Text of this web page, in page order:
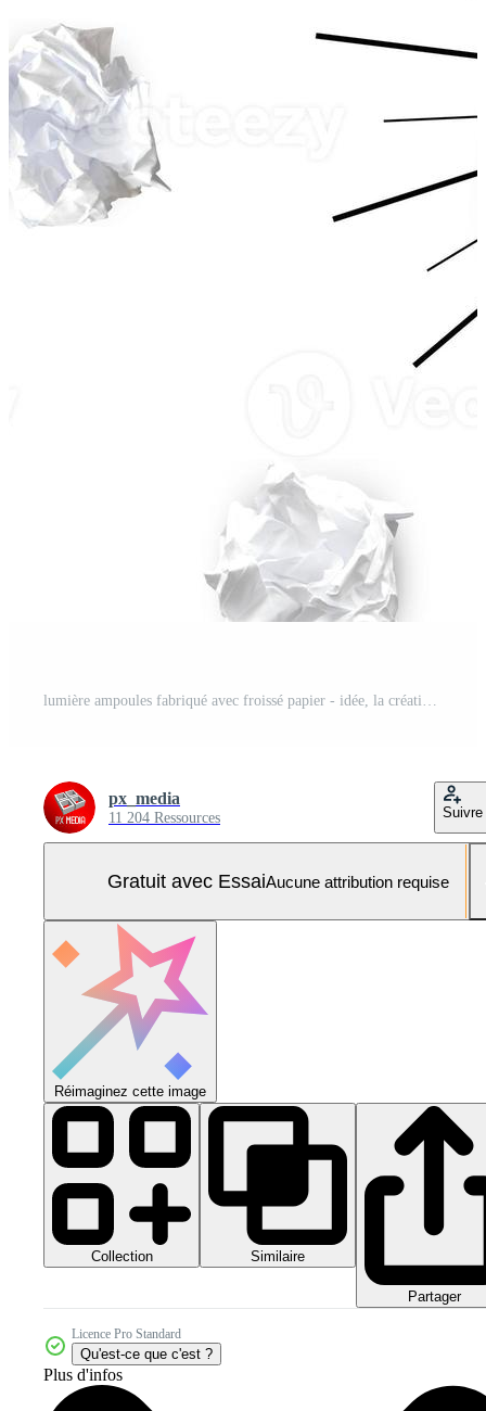
lumière ampoules fabriqué avec froissé papier - idée, la créativité concept Photo Pro
px_media
11 204 Ressources Suivre
Gratuit avec EssaiAucune attribution requise
Réimaginez cette image
Collection Similaire
Partager
Licence Pro Standard
Qu'est-ce que c'est ?
Plus d'infos